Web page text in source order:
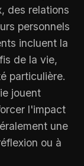
des relations
personnels
incluent la
de la vie,
particulière.
jouent
l'impact
une
ou à